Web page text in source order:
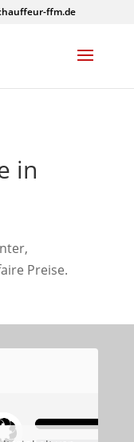
ffm.de
in
Preise.